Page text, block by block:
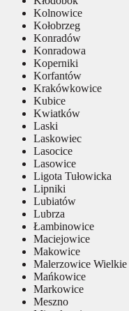
Kolnowice
Kołobrzeg
Konradów
Konradowa
Koperniki
Korfantów
Krakówkowice
Kubice
Kwiatków
Laski
Laskowiec
Lasocice
Lasowice
Ligota Tułowicka
Lipniki
Lubiatów
Lubrza
Łambinowice
Maciejowice
Makowice
Malerzowice Wielkie
Mańkowice
Markowice
Meszno